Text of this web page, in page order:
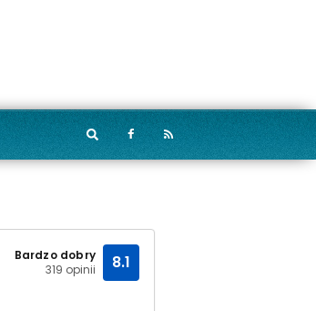
Bardzo dobry
319 opinii
8.1